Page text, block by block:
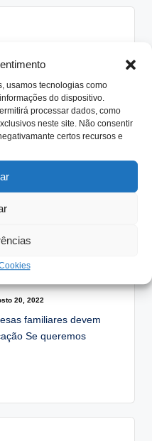
usamos tecnologias como
do dispositivo.
processar dados, como
neste site. Não consentir
certos recursos e
reformar?
21, 2022
Para muitos
entregar…
empresas
20, 2022
familiares devem
Se queremos